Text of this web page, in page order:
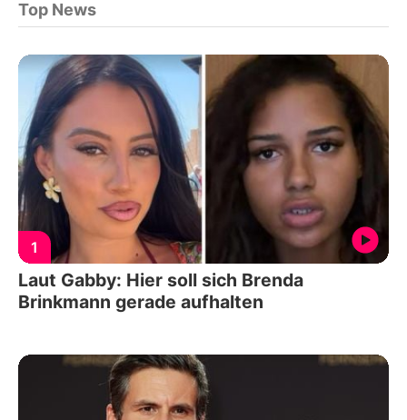
Top News
1
Laut Gabby: Hier soll sich Brenda
Brinkmann gerade aufhalten